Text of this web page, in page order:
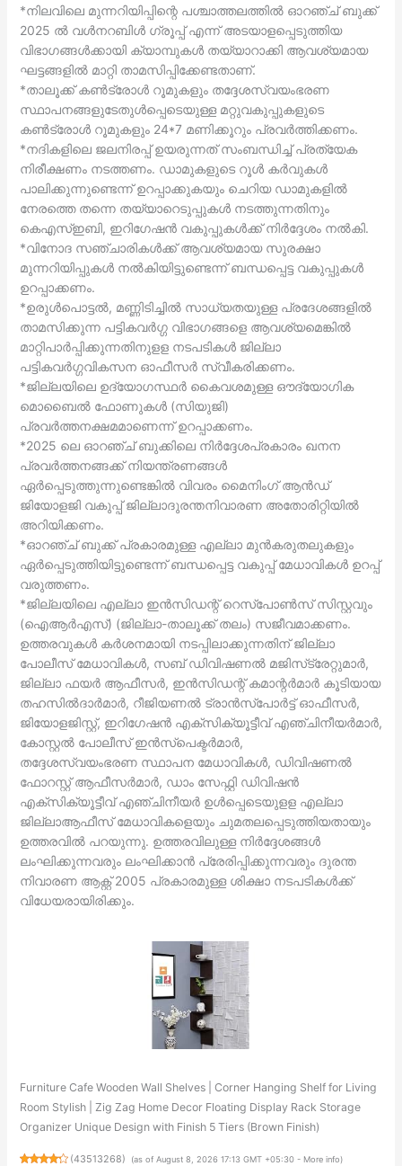
*നിലവിലെ മുന്നറിയിപ്പിന്റെ പശ്ചാത്തലത്തില്‍ ഓറഞ്ച് ബുക്ക്
2025 ല്‍ വള്‍നറബിള്‍ ഗ്രൂപ്പ് എന്ന് അടയാളപ്പെടുത്തിയ
വിഭാഗങ്ങള്‍ക്കായി ക്യാമ്പുകള്‍ തയ്യാറാക്കി ആവശ്യമായ
ഘട്ടങ്ങളില്‍ മാറ്റി താമസിപ്പിക്കേണ്ടതാണ്.
*താലൂക്ക് കണ്‍ട്രോള്‍ റൂമുകളും തദ്ദേശസ്വയംഭരണ
സ്ഥാപനങ്ങളുടേതുള്‍പ്പെടെയുള്ള മറ്റുവകുപ്പുകളുടെ
കണ്‍ട്രോള്‍ റൂമുകളും 24*7 മണിക്കൂറും പ്രവര്‍ത്തിക്കണം.
*നദികളിലെ ജലനിരപ്പ് ഉയരുന്നത് സംബന്ധിച്ച് പ്രത്യേക
നിരീക്ഷണം നടത്തണം. ഡാമുകളുടെ റൂള്‍ കര്‍വുകള്‍
പാലിക്കുന്നുണ്ടെന്ന് ഉറപ്പാക്കുകയും ചെറിയ ഡാമുകളില്‍
നേരത്തെ തന്നെ തയ്യാറെടുപ്പുകള്‍ നടത്തുന്നതിനും
കെഎസ്ഇബി, ഇറിഗേഷന്‍ വകുപ്പുകള്‍ക്ക് നിര്‍ദ്ദേശം നല്‍കി.
*വിനോദ സഞ്ചാരികള്‍ക്ക് ആവശ്യമായ സുരക്ഷാ
മുന്നറിയിപ്പുകള്‍ നല്‍കിയിട്ടുണ്ടെന്ന് ബന്ധപ്പെട്ട വകുപ്പുകള്‍
ഉറപ്പാക്കണം.
*ഉരുള്‍പൊട്ടല്‍, മണ്ണിടിച്ചില്‍ സാധ്യതയുള്ള പ്രദേശങ്ങളില്‍
താമസിക്കുന്ന പട്ടികവര്‍ഗ്ഗ വിഭാഗങ്ങളെ ആവശ്യമെങ്കില്‍
മാറ്റിപാര്‍പ്പിക്കുന്നതിനുളള നടപടികള്‍ ജില്ലാ
പട്ടികവര്‍ഗ്ഗവികസന ഓഫീസര്‍ സ്വീകരിക്കണം.
*ജില്ലയിലെ ഉദ്യോഗസ്ഥര്‍ കൈവശമുള്ള ഔദ്യോഗിക
മൊബൈല്‍ ഫോണുകള്‍ (സിയുജി)
പ്രവര്‍ത്തനക്ഷമമാണെന്ന് ഉറപ്പാക്കണം.
*2025 ലെ ഓറഞ്ച് ബുക്കിലെ നിര്‍ദ്ദേശപ്രകാരം ഖനന
പ്രവര്‍ത്തനങ്ങക്ക് നിയന്ത്രണങ്ങള്‍
ഏര്‍പ്പെടുത്തുന്നുണ്ടെങ്കില്‍ വിവരം മൈനിംഗ് ആന്‍ഡ്
ജിയോളജി വകുപ്പ് ജില്ലാദുരന്തനിവാരണ അതോരിറ്റിയില്‍
അറിയിക്കണം.
*ഓറഞ്ച് ബുക്ക് പ്രകാരമുള്ള എല്ലാ മുന്‍കരുതലുകളും
ഏര്‍പ്പെടുത്തിയിട്ടുണ്ടെന്ന് ബന്ധപ്പെട്ട വകുപ്പ് മേധാവികള്‍ ഉറപ്പ്
വരുത്തണം.
*ജില്ലയിലെ എല്ലാ ഇന്‍സിഡന്റ് റെസ്‌പോണ്‍സ് സിസ്റ്റവും
(ഐആര്‍എസ്) (ജില്ലാ-താലൂക്ക് തലം) സജീവമാക്കണം.
ഉത്തരവുകള്‍ കര്‍ശനമായി നടപ്പിലാക്കുന്നതിന് ജില്ലാ
പോലീസ് മേധാവികള്‍, സബ് ഡിവിഷണല്‍ മജിസ്‌ട്രേറ്റുമാര്‍,
ജില്ലാ ഫയര്‍ ആഫീസര്‍, ഇന്‍സിഡന്റ് കമാന്റര്‍മാര്‍ കൂടിയായ
തഹസില്‍ദാര്‍മാര്‍, റീജിയണല്‍ ട്രാന്‍സ്‌പോര്‍ട്ട് ഓഫീസര്‍,
ജിയോളജിസ്റ്റ്, ഇറിഗേഷന്‍ എക്‌സിക്യൂട്ടീവ് എഞ്ചിനീയര്‍മാര്‍,
കോസ്റ്റല്‍ പോലീസ് ഇന്‍സ്‌പെക്ടര്‍മാര്‍,
തദ്ദേശസ്വയംഭരണ സ്ഥാപന മേധാവികള്‍, ഡിവിഷണല്‍
ഫോറസ്റ്റ് ആഫീസര്‍മാര്‍, ഡാം സേഫ്റ്റി ഡിവിഷന്‍
എക്‌സിക്യൂട്ടീവ് എഞ്ചിനീയര്‍ ഉള്‍പ്പെടെയുളള എല്ലാ
ജില്ലാആഫീസ് മേധാവികളെയും ചുമതലപ്പെടുത്തിയതായും
ഉത്തരവില്‍ പറയുന്നു. ഉത്തരവിലുള്ള നിര്‍ദ്ദേശങ്ങള്‍
ലംഘിക്കുന്നവരും ലംഘിക്കാന്‍ പ്രേരിപ്പിക്കുന്നവരും ദുരന്ത
നിവാരണ ആക്റ്റ് 2005 പ്രകാരമുള്ള ശിക്ഷാ നടപടികള്‍ക്ക്
വിധേയരായിരിക്കും.
Furniture Cafe Wooden Wall Shelves | Corner Hanging Shelf for Living
Room Stylish | Zig Zag Home Decor Floating Display Rack Storage
Organizer Unique Design with Finish 5 Tiers (Brown Finish)
(43513268) (as of August 8, 2026 17:13 GMT +05:30 - More info)